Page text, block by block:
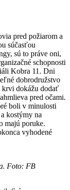
pred požiarom a
súčasťou
sú to práve oni,
schopnosti
Kobra 11. Dni
dobrodružstvo
krvi dokážu dodať
pred očami.
boli v minulosti
kostýmy na
majú poruke.
vyhodené
Foto: FB